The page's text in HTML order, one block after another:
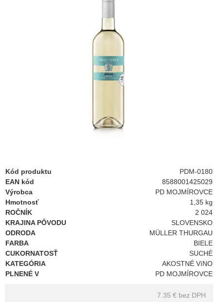
Kód produktu
PDM-0180
EAN kód
8588001425029
Výrobca
PD MOJMÍROVCE
Hmotnosť
1,35 kg
ROČNÍK
2 024
KRAJINA PÔVODU
SLOVENSKO
ODRODA
MÜLLER THURGAU
FARBA
BIELE
CUKORNATOSŤ
SUCHÉ
KATEGÓRIA
AKOSTNÉ VíNO
PLNENÉ V
PD MOJMÍROVCE
7.35 € bez DPH